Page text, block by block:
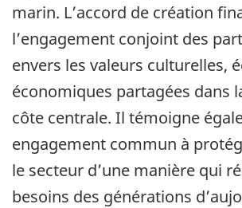
marin. L’accord de création
l’engagement conjoint des
envers les valeurs culturelles,
économiques partagées dans
côte centrale. Il témoigne
engagement commun à
le secteur d’une manière qui
besoins des générations